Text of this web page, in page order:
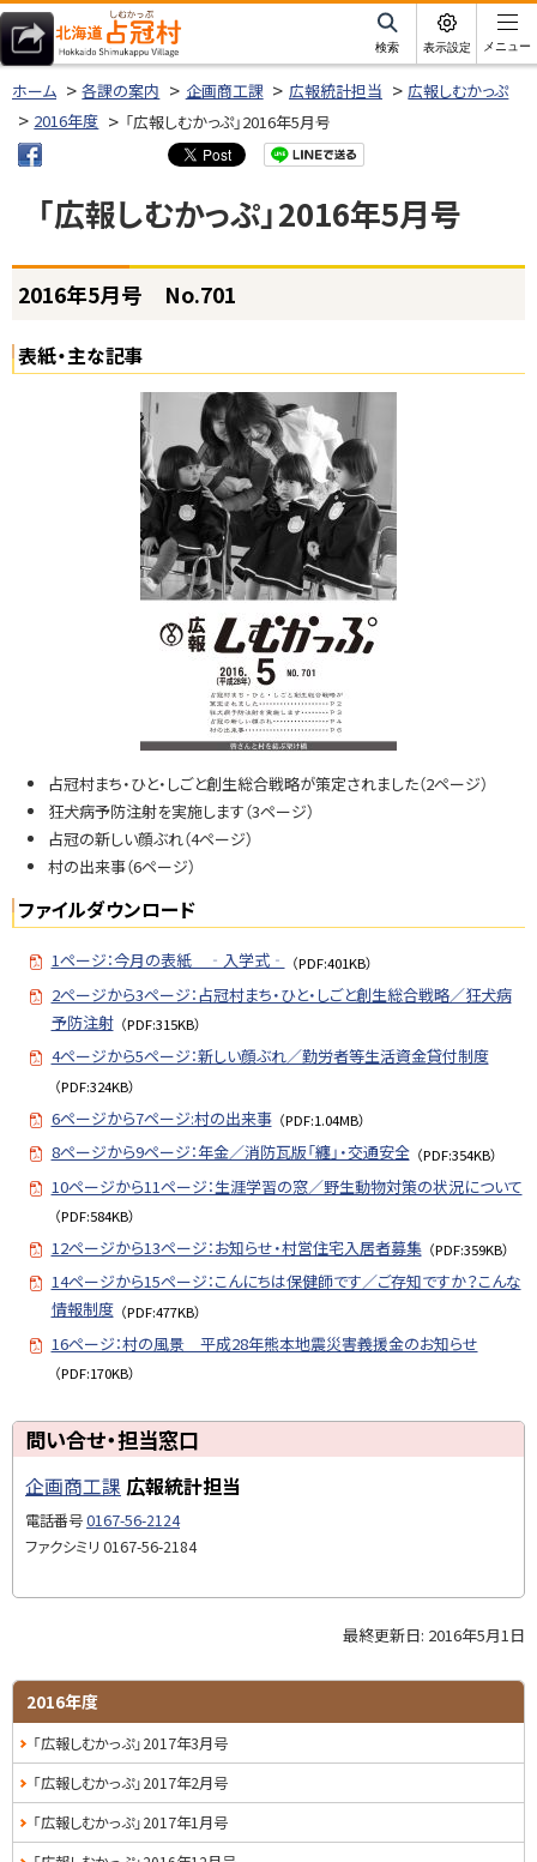
本
文
へ北海道占冠村
サ
イ
ト
内
検索 表示設定 メニュー
ホーム 各課の案内 企画商工課 広報統計担当
広報しむかっぷ
2016年度
「広報しむかっぷ」2016年5月号
「広報しむかっぷ」2016年5月号
ページ内目次
2
1
6
窓
口
2016年5月号 No.701
表紙・主な記事
占冠村まち・ひと・しごと創生総合戦略が策定されました（2ページ）
狂犬病予防注射を実施します（3ページ）
占冠の新しい顔ぶれ（4ページ）
村の出来事（6ページ）
ファイルダウンロード
1ページ：今月の表紙 ‐入学式‐ （PDF:401KB）
2ページから3ページ：占冠村まち・ひと・しごと創生総合戦略／狂犬病
予防注射 （PDF:315KB）
4ページから5ページ：新しい顔ぶれ／勤労者等生活資金貸付制度
（PDF:324KB）
6ページから7ページ:村の出来事 （PDF:1.04MB）
8ページから9ページ：年金／消防瓦版「纏」・交通安全 （PDF:354KB）
10ページから11ページ：生涯学習の窓／野生動物対策の状況について
（PDF:584KB）
12ページから13ページ：お知らせ・村営住宅入居者募集 （PDF:359KB）
14ページから15ページ：こんにちは保健師です／ご存知ですか？こんな
情報制度 （PDF:477KB）
16ページ：村の風景 平成28年熊本地震災害義援金のお知らせ
（PDF:170KB）
ッ
プ
に
戻
問い合せ・担当窓口
企画商工課 広報統計担当
電話番号0167-56-2124
ファクシミリ 0167-56-2184
プ
に
戻
最終更新日: 2016年5月1日
サ
イ
ド
・
2016年度
「広報しむかっぷ」2017年3月号
「広報しむかっぷ」2017年2月号
「広報しむかっぷ」2017年1月号